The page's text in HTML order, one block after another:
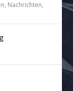
, Nachrichten,